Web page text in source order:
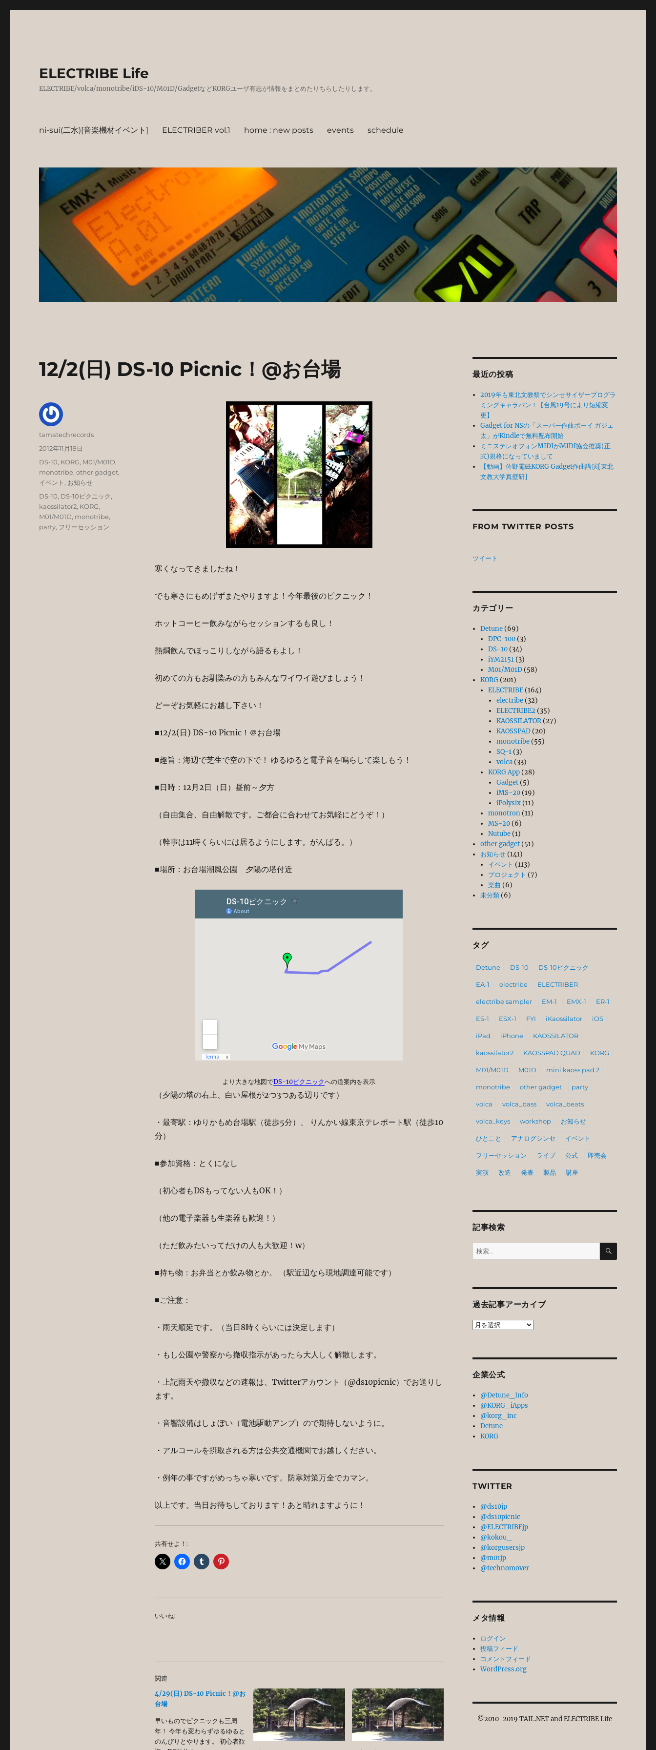
ELECTRIBE Life
ELECTRIBE/volca/monotribe/iDS-10/M01D/GadgetなどKORGユーザ有志が情報をまとめたりちらしたりします。
ni-sui(二水)[音楽機材イベント] ELECTRIBER vol.1 home : new posts events schedule
12/2(日) DS-10 Picnic！@お台場
寒くなってきましたね！
でも寒さにもめげずまたやりますよ！今年最後のピクニック！
ホットコーヒー飲みながらセッションするも良し！
熱燗飲んでほっこりしながら語るもよし！
初めての方もお馴染みの方もみんなワイワイ遊びましょう！
どーぞお気軽にお越し下さい！
■12/2(日) DS-10 Picnic！＠お台場
■趣旨：海辺で芝生で空の下で！ ゆるゆると電子音を鳴らして楽しもう！
■日時：12月2日（日）昼前～夕方
（自由集合、自由解散です。ご都合に合わせてお気軽にどうぞ！）
（幹事は11時くらいには居るようにします。がんばる。）
■場所：お台場潮風公園 夕陽の塔付近
より大きな地図でDS-10ピクニックへの道案内を表示
（夕陽の塔の右上、白い屋根が2つ3つある辺りです）
・最寄駅：ゆりかもめ台場駅（徒歩5分）、 りんかい線東京テレポート駅（徒歩10
分）
■参加資格：とくになし
（初心者もDSもってない人もOK！）
（他の電子楽器も生楽器も歓迎！）
（ただ飲みたいってだけの人も大歓迎！w）
■持ち物：お弁当とか飲み物とか。 （駅近辺なら現地調達可能です）
■ご注意：
・雨天順延です。（当日8時くらいには決定します）
・もし公園や警察から撤収指示があったら大人しく解散します。
・上記雨天や撤収などの速報は、Twitterアカウント（@ds10picnic）でお送りし
ます。
・音響設備はしょぼい（電池駆動アンプ）ので期待しないように。
・アルコールを摂取される方は公共交通機関でお越しください。
・例年の事ですがめっちゃ寒いです。防寒対策万全でカマン。
以上です。当日お待ちしております！あと晴れますように！
共有せよ！:
いいね:
関連
4/29(日) DS-10 Picnic！@お
台場
早いものでピクニックも三周
年！ 今年も変わらずゆるゆると
のんびりとやります。 初心者歓
投
tamatechrecords
投
2012年11月19日
カ
テ
ゴ
ー
DS-10, KORG, M01/M01D,
monotribe,other gadget,
イベント , お知らせ
タ
グ
DS-10, DS-10ピクニック,
kaossilator2, KORG,
M01/M01D, monotribe,
party, フリーセッション
最近の投稿
2019年も東北文教祭でシンセサイザープログラ
ミングキャラバン！【台風19号により短縮変
更】
Gadget for NSの「スーパー作曲ボーイ ガジェ
太」がKindleで無料配布開始
ミニステレオフォンMIDIがMIDI協会推奨(正
式)規格になっていまして
【動画】佐野電磁KORG Gadget作曲講演[東北
文教大学真壁研]
FROM TWITTER POSTS
ツイート
カテゴリー
Detune (69)
DPC-100 (3)
DS-10 (34)
iYM2151 (3)
M01/M01D (58)
KORG (201)
ELECTRIBE (164)
electribe(32)
ELECTRIBE2(35)
KAOSSILATOR(27)
KAOSSPAD(20)
monotribe(55)
SQ-1(3)
volca(33)
KORG App (28)
Gadget(5)
iMS-20(19)
iPolysix(11)
monotron (11)
MS-20 (6)
Nutube (1)
other gadget (51)
お知らせ (141)
イベント (113)
プロジェクト (7)
楽曲 (6)
未分類 (6)
タグ
Detune DS-10 DS-10ピクニック
EA-1 electribe ELECTRIBER
electribe sampler EM-1 EMX-1 ER-1
ES-1 ESX-1 FYI iKaossilator iOS
iPad iPhone KAOSSILATOR
kaossilator2 KAOSSPAD QUAD KORG
M01/M01D M01D mini kaoss pad 2
monotribe other gadget party
volca volca_bass volca_beats
volca_keys workshop お知らせ
ひとこと アナログシンセ イベント
フリーセッション ライブ 公式 即売会
実演 改造 発表 製品 講座
記事検索
検
索:
検
過去記事アーカイブ
過
ー
イ
ブ
企業公式
@Detune_Info
@KORG_iApps
@korg_inc
Detune
KORG
TWITTER
@ds10jp
@ds10picnic
@ELECTRIBEjp
@kokou_
@korgusersjp
@m01jp
@technomover
メタ情報
ログイン
投稿フィード
コメントフィード
WordPress.org
©2010-2019 TAIL.NET and ELECTRIBE Life